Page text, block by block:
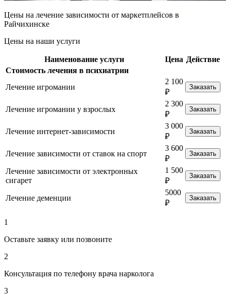
Цены на лечение зависимости от маркетплейсов в
Райчихинске
Цены на наши услуги
Наименование услуги Цена Действие
Стоимость лечения в психиатрии
Лечение игромании
2 100
₽
Заказать
Лечение игромании у взрослых
2 300
₽
Заказать
Лечение интернет-зависимости
3 000
₽
Заказать
Лечение зависимости от ставок на спорт
3 600
₽
Заказать
Лечение зависимости от электронных
сигарет
1 500
₽
Заказать
Лечение деменции
5000
₽
Заказать
1
Оставьте заявку или позвоните
2
Консультация по телефону врача нарколога
3